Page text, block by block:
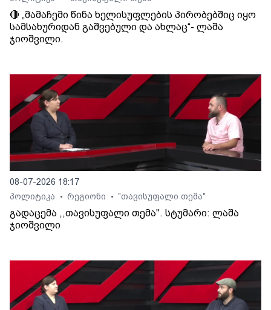
🔴 „მამაჩემი წინა ხელისუფლების პირობებშიც იყო
სამსახურიდან გაშვებული და ახლაც“- ლაშა
ჯიოშვილი.
08-07-2026 18:17
პოლიტიკა
• რეგიონი • "თავისუფალი თემა"
გადაცემა ,,თავისუფალი თემა". სტუმარი: ლაშა
ჯიოშვილი